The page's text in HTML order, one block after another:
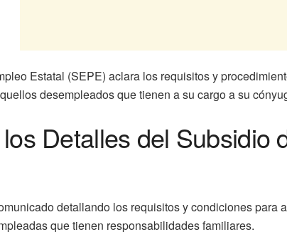
Estatal (SEPE) aclara los requisitos y
desempleados que tienen a su cargo a su
Detalles del Subsidio
detallando los requisitos y condiciones
que tienen responsabilidades familiares.